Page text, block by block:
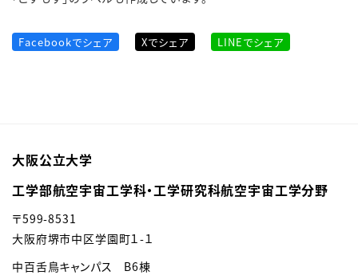
Facebookでシェア Xでシェア LINEでシェア
大阪公立大学
工学部航空宇宙工学科・工学研究科航空宇宙工学分野
〒599-8531
大阪府堺市中区学園町１-１
中百舌鳥キャンパス B6棟